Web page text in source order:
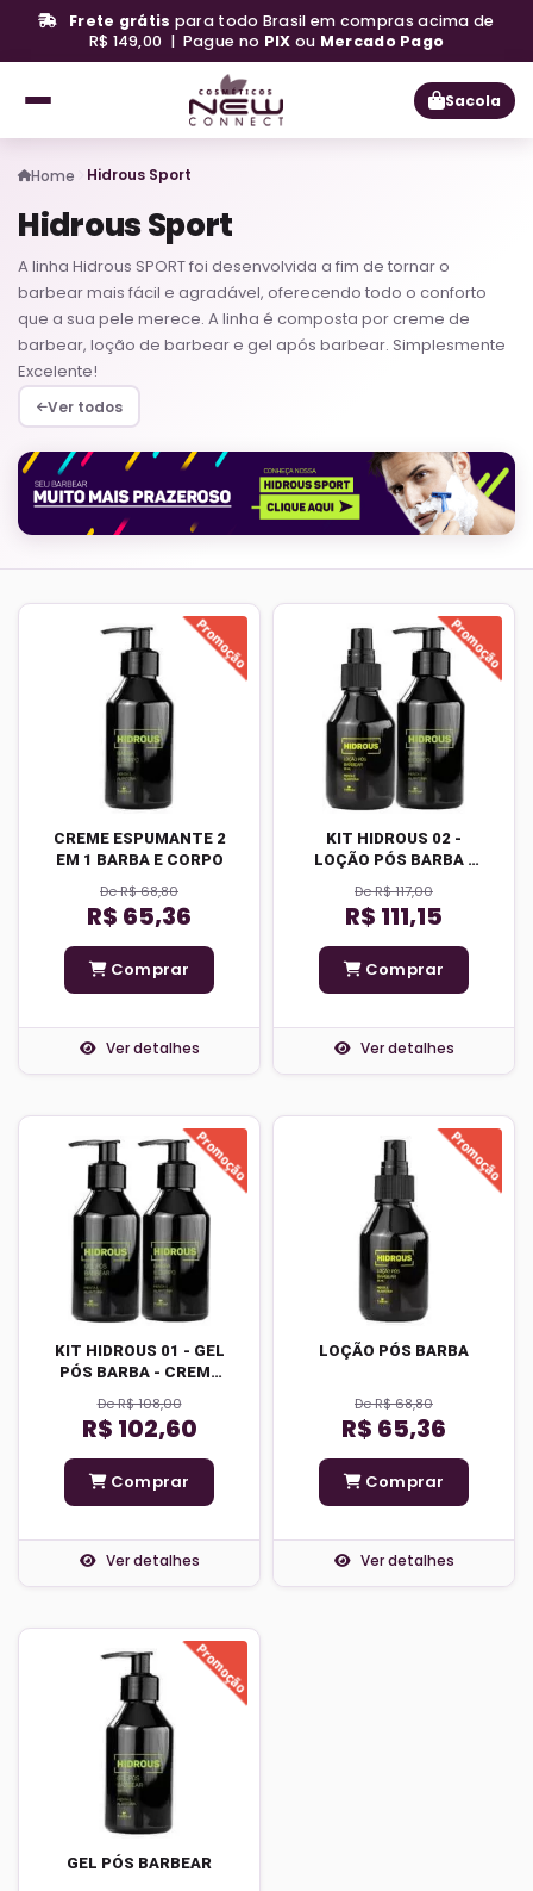
Frete grátis para todo Brasil em compras acima de
R$ 149,00 | Pague no PIX ou Mercado Pago
Sacola
Home Hidrous Sport
Hidrous Sport
A linha Hidrous SPORT foi desenvolvida a fim de tornar o
barbear mais fácil e agradável, oferecendo todo o conforto
que a sua pele merece. A linha é composta por creme de
barbear, loção de barbear e gel após barbear. Simplesmente
Excelente!
Ver todos
CREME ESPUMANTE 2
EM 1 BARBA E CORPO
De R$ 68,80
R$ 65,36
Comprar
Ver detalhes
KIT HIDROUS 02 -
LOÇÃO PÓS BARBA -
EM 1
De R$ 117,00
R$ 111,15
Comprar
Ver detalhes
KIT HIDROUS 01 - GEL
PÓS BARBA - CREME
De R$ 108,00
R$ 102,60
Comprar
Ver detalhes
LOÇÃO PÓS BARBA
De R$ 68,80
R$ 65,36
Comprar
Ver detalhes
GEL PÓS BARBEAR